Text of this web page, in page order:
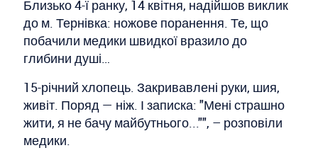
Близько 4-ї ранку, 14 квітня, надійшов виклик
до м. Тернівка: ножове поранення. Те, що
побачили медики швидкої вразило до
глибини душі…
15-річний хлопець. Закривавлені руки, шия,
живіт. Поряд — ніж. І записка: "Мені страшно
жити, я не бачу майбутнього..."", – розповіли
медики.